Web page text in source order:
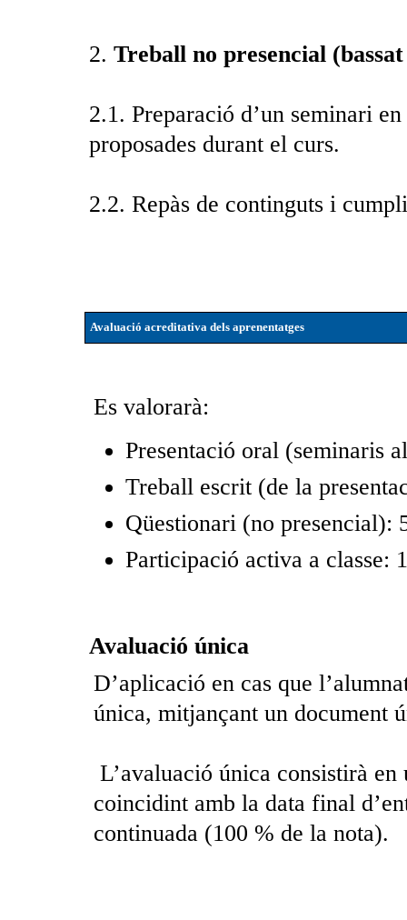
2. Treball no presencial
2.1. Preparació d’un seminari
proposades durant el curs.
2.2. Repàs de continguts i
Avaluació acreditativa dels aprenentatges
Es valorarà:
Presentació oral (seminaris
Treball escrit (de la
Qüestionari (no presencial):
Participació activa a classe:
Avaluació única
D’aplicació en cas que
única, mitjançant un document
L’avaluació única consistirà
coincidint amb la data final
continuada (100 % de la nota).